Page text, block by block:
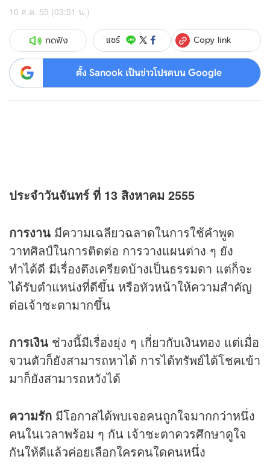
10 ส.ค. 55 (03:51 น.)
กดฟัง แชร์ Copy link
ตั้ง Sanook เป็นข่าวโปรดบน Google
ประจำวันจันทร์ ที่ 13 สิงหาคม 2555
การงาน มีความเฉลียวฉลาดในการใช้คำพูด
วาทศิลป์ในการติดต่อ การวางแผนต่าง ๆ ยัง
ทำได้ดี มีเรื่องตึงเครียดบ้างเป็นธรรมดา แต่ก็จะ
ได้รับตำแหน่งที่ดีขึ้น หรือหัวหน้าให้ความสำคัญ
ต่อเจ้าชะตามากขึ้น
การเงิน ช่วงนี้มีเรื่องยุ่ง ๆ เกี่ยวกับเงินทอง แต่เมื่อ
จวนตัวก็ยังสามารถหาได้ การได้ทรัพย์ได้โชคเข้า
มาก็ยังสามารถหวังได้
ความรัก มีโอกาสได้พบเจอคนถูกใจมากกว่าหนึ่ง
คนในเวลาพร้อม ๆ กัน เจ้าชะตาควรศึกษาดูใจ
กันให้ดีแล้วค่อยเลือกใครคนใดคนหนึ่ง